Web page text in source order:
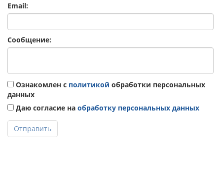
Email:
Сообщение:
Ознакомлен с политикой обработки персональных
данных
Даю согласие на обработку персональных данных
Отправить